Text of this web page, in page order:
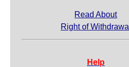
Read About
Right of Withdrawal
Help